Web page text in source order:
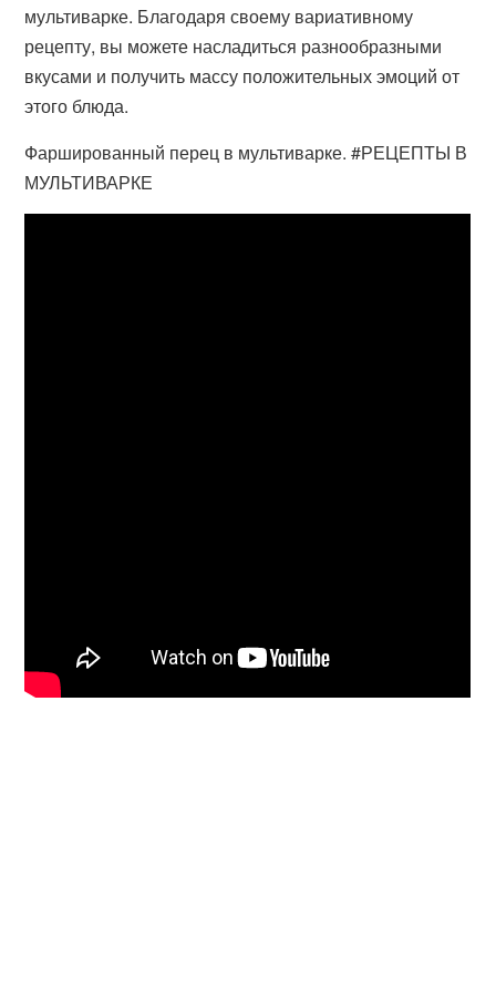
мультиварке. Благодаря своему вариативному
рецепту, вы можете насладиться разнообразными
вкусами и получить массу положительных эмоций от
этого блюда.
Фаршированный перец в мультиварке. #РЕЦЕПТЫ В
МУЛЬТИВАРКЕ